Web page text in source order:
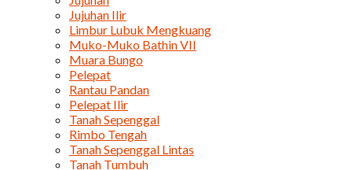
Jujuhan Ilir
Limbur Lubuk Mengkuang
Muko-Muko Bathin VII
Muara Bungo
Pelepat
Rantau Pandan
Pelepat Ilir
Tanah Sepenggal
Rimbo Tengah
Tanah Sepenggal Lintas
Tanah Tumbuh